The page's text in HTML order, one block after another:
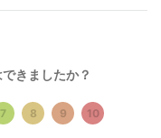
きましたか？
7 8 9 10